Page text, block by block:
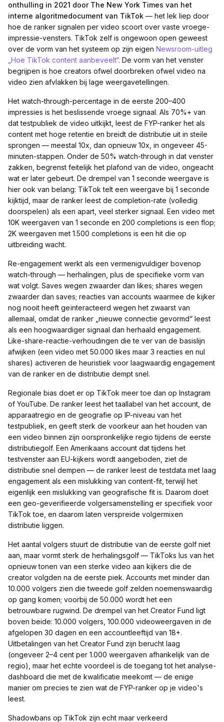
onthulling in 2021 door The New York Times van het
interne algoritmedocument van TikTok — het lek liep door
hoe de ranker signalen per video scoort over vaste vroege-
impressie-vensters. TikTok zelf is ongewoon open geweest
over de vorm van het systeem op zijn eigen Newsroom-uitleg
„Hoe TikTok content aanbeveelt“. De vorm van het venster
begrijpen is hoe creators ofwel doorbreken ofwel video na
video zien afvlakken bij lage weergavetellingen.
Het watch-through-percentage in de eerste 200–400
impressies is het beslissende vroege signaal. Als 70%+ van
dat testpubliek de video uitkijkt, leest de FYP-ranker het als
content met hoge retentie en breidt de distributie uit in steile
sprongen — meestal 10x, dan opnieuw 10x, in ongeveer 45-
minuten-stappen. Onder de 50% watch-through in dat venster
zakken, begrenst feitelijk het plafond van de video, ongeacht
wat er later gebeurt. De drempel van 1 seconde weergave is
hier ook van belang: TikTok telt een weergave bij 1 seconde
kijktijd, maar de ranker leest de completion-rate (volledig
doorspelen) als een apart, veel sterker signaal. Een video met
10K weergaven van 1 seconde en 200 completions is een flop;
2K weergaven met 1.500 completions is een hit die op
uitbreiding wacht.
Re-engagement werkt als een vermenigvuldiger bovenop
watch-through — herhalingen, plus de specifieke vorm van
wat volgt. Saves wegen zwaarder dan likes; shares wegen
zwaarder dan saves; reacties van accounts waarmee de kijker
nog nooit heeft geïnteracteerd wegen het zwaarst van
allemaal, omdat de ranker „nieuwe connectie gevormd“ leest
als een hoogwaardiger signaal dan herhaald engagement.
Like-share-reactie-verhoudingen die te ver van de basislijn
afwijken (een video met 50.000 likes maar 3 reacties en nul
shares) activeren de heuristiek voor laagwaardig engagement
van de ranker en de distributie dempt snel.
Regionale bias doet er op TikTok meer toe dan op Instagram
of YouTube. De ranker leest het taallabel van het account, de
apparaatregio en de geografie op IP-niveau van het
testpubliek, en geeft sterk de voorkeur aan het houden van
een video binnen zijn oorspronkelijke regio tijdens de eerste
distributiegolf. Een Amerikaans account dat tijdens het
testvenster aan EU-kijkers wordt aangeboden, ziet de
distributie snel dempen — de ranker leest de testdata met laag
engagement als een mislukking van content-fit, terwijl het
eigenlijk een mislukking van geografische fit is. Daarom doet
een geo-geverifieerde volgersamenstelling er specifiek voor
TikTok toe, en daarom laten verspreide volgermixen
distributie liggen.
Het aantal volgers stuurt de distributie van de eerste golf niet
aan, maar vormt sterk de herhalingsgolf — TikToks lus van het
opnieuw tonen van een sterke video aan kijkers die de
creator volgden na de eerste piek. Accounts met minder dan
10.000 volgers zien die tweede golf zelden noemenswaardig
op gang komen; voorbij de 50.000 wordt het een
betrouwbare rugwind. De drempel van het Creator Fund ligt
boven beide: 10.000 volgers, 100.000 videoweergaven in de
afgelopen 30 dagen en een accountleeftijd van 18+.
Uitbetalingen van het Creator Fund zijn berucht laag
(ongeveer 2–4 cent per 1.000 weergaven afhankelijk van de
regio), maar het echte voordeel is de toegang tot het analyse-
dashboard die met de kwalificatie meekomt — de enige
manier om precies te zien wat de FYP-ranker op je video's
leest.
Shadowbans op TikTok zijn echt maar verkeerd